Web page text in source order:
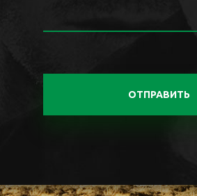
ОТПРАВИТЬ